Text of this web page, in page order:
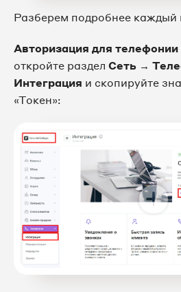
Разберем подробнее каждый
Авторизация для телефонии
откройте раздел Сеть →
Интеграция и скопируйте
«Токен»: